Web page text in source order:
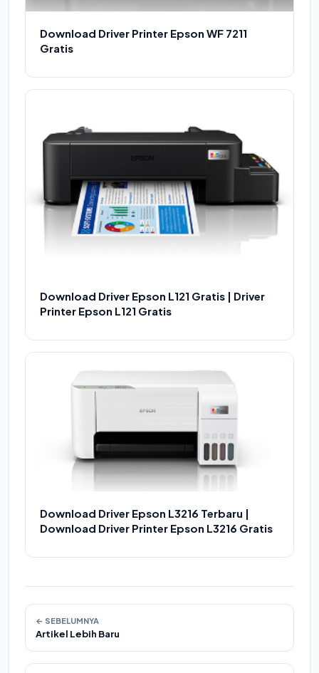
Download Driver Printer Epson WF 7211
Gratis
Download Driver Epson L121 Gratis | Driver
Printer Epson L121 Gratis
Download Driver Epson L3216 Terbaru |
Download Driver Printer Epson L3216 Gratis
← SEBELUMNYA
Artikel Lebih Baru